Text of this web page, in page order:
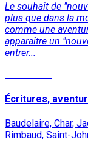
Le souhait de
plus que dans la
comme une
apparaître un
entrer...
Écritures,
Baudelaire, Char,
Rimbaud, Saint-